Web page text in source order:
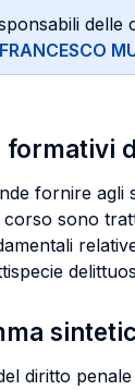
delle
FRANCESCO
formativi
fornire agli
sono
diritto